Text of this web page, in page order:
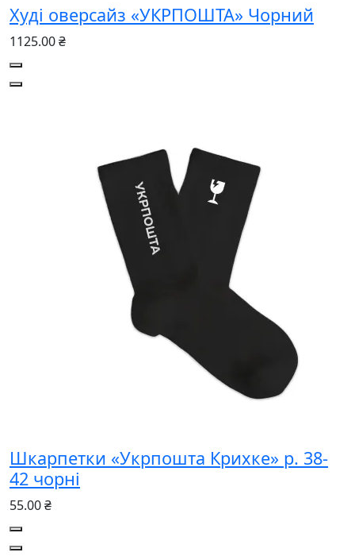
Худі оверсайз «УКРПОШТА» Чорний
1125.00 ₴
Шкарпетки «Укрпошта Крихке» р. 38-
42 чорні
55.00 ₴